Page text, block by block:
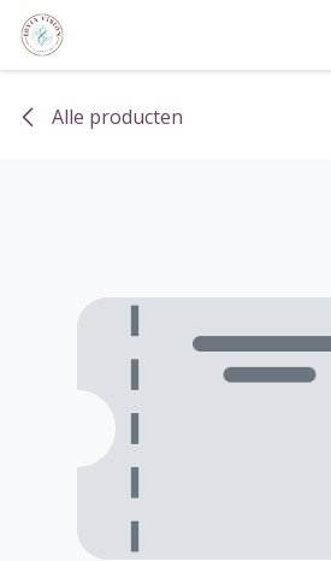
Overslaan naar inhoud
Alle producten